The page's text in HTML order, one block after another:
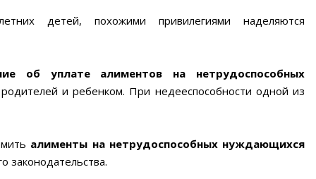
детей, похожими привилегиями наделяются
об уплате алиментов на нетрудоспособных
и ребенком. При недееспособности одной из
алименты на нетрудоспособных нуждающихся
законодательства.